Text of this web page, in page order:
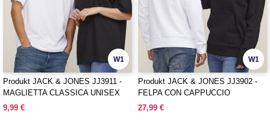
W1
Produkt JACK & JONES JJ3911 -
MAGLIETTA CLASSICA UNISEX
OVERSIZE A MANICHE CORTE
9,99 €
W1
Produkt JACK & JONES JJ3902 -
FELPA CON CAPPUCCIO
CLASSICA UNISEX
27,99 €